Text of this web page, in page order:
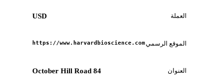
العملة USD
الموقع الرسمي https://www.harvardbioscience.com
العنوان 84 October Hill Road